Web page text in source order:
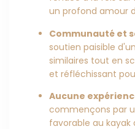
un profond amour
Communauté et
soutien paisible
similaires tout en
et réfléchissant
Aucune
commençons par
favorable au kayak